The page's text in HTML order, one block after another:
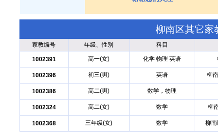
柳南区其它家
家教编号 年级、性别 科目
1002391 高一(女) 化学 物理 英语
1002396 初三(男) 英语 柳
1002386 高二(男) 数学，物理
1002324 高二(女) 数学 柳
1002368 三年级(女) 数学 柳